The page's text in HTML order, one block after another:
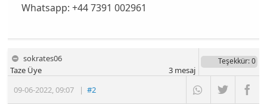
Whatsapp: +44 7391 002961
sokrates06
09-06-2022,09:07 |#2
Taze Üye
Teşekkür: 0
3mesaj